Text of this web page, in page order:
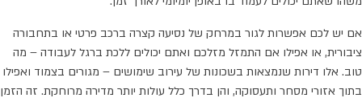
אם יש לכם אפשרות לגור במרחק של נסיעה קצרה ברכב פרטי או בתחבורה
ציבורית, או אפילו אם התמזל מזלכם ואתם יכולים ללכת ברגל לעבודה – מה
טוב. אלו דירות שנמצאות בשכונות של עירוב שימושים – מגורים בצמוד ואפילו
בתוך אזורי מסחר ותעסוקה, והן בדרך כלל עולות יותר מדירה מרוחקת. זה הזמן